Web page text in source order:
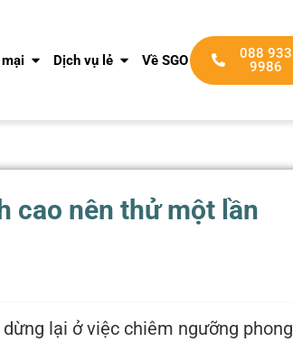
Dịch vụ lẻ Về SGO DMC
088 933
9986
cao nên thử một lần
lại ở việc chiêm ngưỡng phong